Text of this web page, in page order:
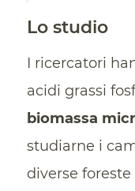
Lo studio
I ricercatori
acidi grassi
biomassa
studiarne i
diverse